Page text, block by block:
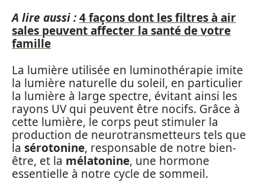
A lire aussi :4 façons dont les filtres à air
sales peuvent affecter la santé de votre
famille
La lumière utilisée en luminothérapie imite
la lumière naturelle du soleil, en particulier
la lumière à large spectre, évitant ainsi les
rayons UV qui peuvent être nocifs. Grâce à
cette lumière, le corps peut stimuler la
production de neurotransmetteurs tels que
la sérotonine, responsable de notre bien-
être, et la mélatonine, une hormone
essentielle à notre cycle de sommeil.